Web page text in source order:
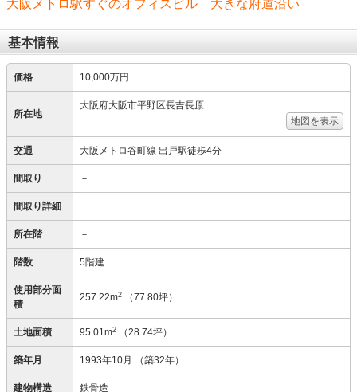
大阪メトロ駅すぐのオフィスビル 大きな府道沿い
基本情報
価格 10,000万円
所在地
大阪府大阪市平野区長吉長原
地図を表示
交通 大阪メトロ谷町線 出戸駅徒歩4分
間取り －
間取り詳細
所在階 －
階数 5階建
使用部分面
積
257.22m2 （77.80坪）
土地面積 95.01m2 （28.74坪）
築年月 1993年10月 （築32年）
建物構造 鉄骨造